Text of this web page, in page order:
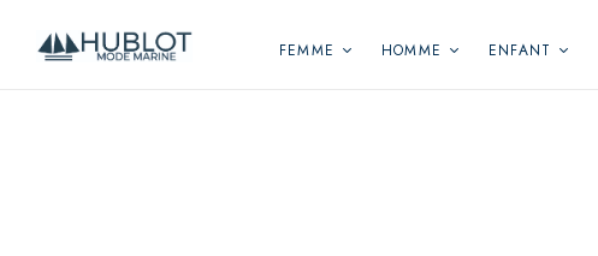
FEMME HOMME ENFANT